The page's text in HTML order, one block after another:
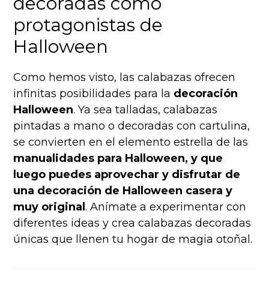
protagonistas de
Halloween
Como hemos visto, las calabazas ofrecen
infinitas posibilidades para la decoración
Halloween. Ya sea talladas, calabazas
pintadas a mano o decoradas con cartulina,
se convierten en el elemento estrella de las
manualidades para Halloween, y que
luego puedes aprovechar y disfrutar de
una decoración de Halloween casera y
muy original. Anímate a experimentar con
diferentes ideas y crea calabazas decoradas
únicas que llenen tu hogar de magia otoñal.